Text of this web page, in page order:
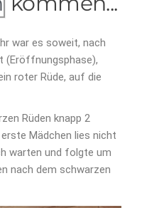
war es soweit, nach
(Eröffnungsphase),
roter Rüde, auf die
Rüden knapp 2
Mädchen lies nicht
warten und folgte um
nach dem schwarzen